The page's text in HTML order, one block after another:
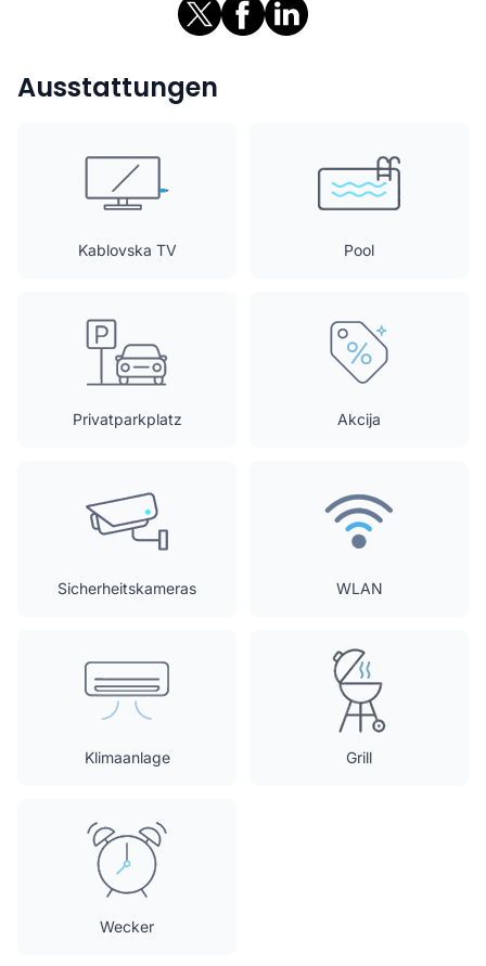
Ausstattungen
Kablovska TV Pool
Privatparkplatz Akcija
Sicherheitskameras WLAN
Klimaanlage Grill
Wecker